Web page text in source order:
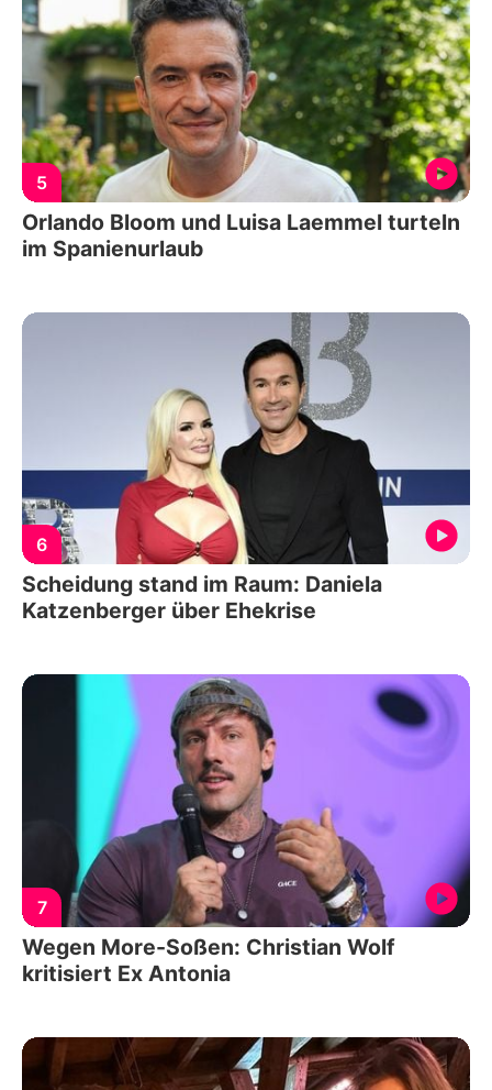
5
Orlando Bloom und Luisa Laemmel turteln
im Spanienurlaub
6
Scheidung stand im Raum: Daniela
Katzenberger über Ehekrise
7
Wegen More-Soßen: Christian Wolf
kritisiert Ex Antonia